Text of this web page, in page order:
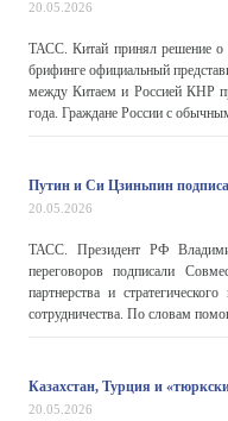
20.05.2026
ТАСС. Китай принял решение о
брифинге официальный
между Китаем и Россией КНР
года. Граждане России с
Путин и Си Цзиньпин
20.05.2026
ТАСС. Президент РФ
переговоров подписали
партнерства и
сотрудничества. По словам
Казахстан, Турция и
20.05.2026